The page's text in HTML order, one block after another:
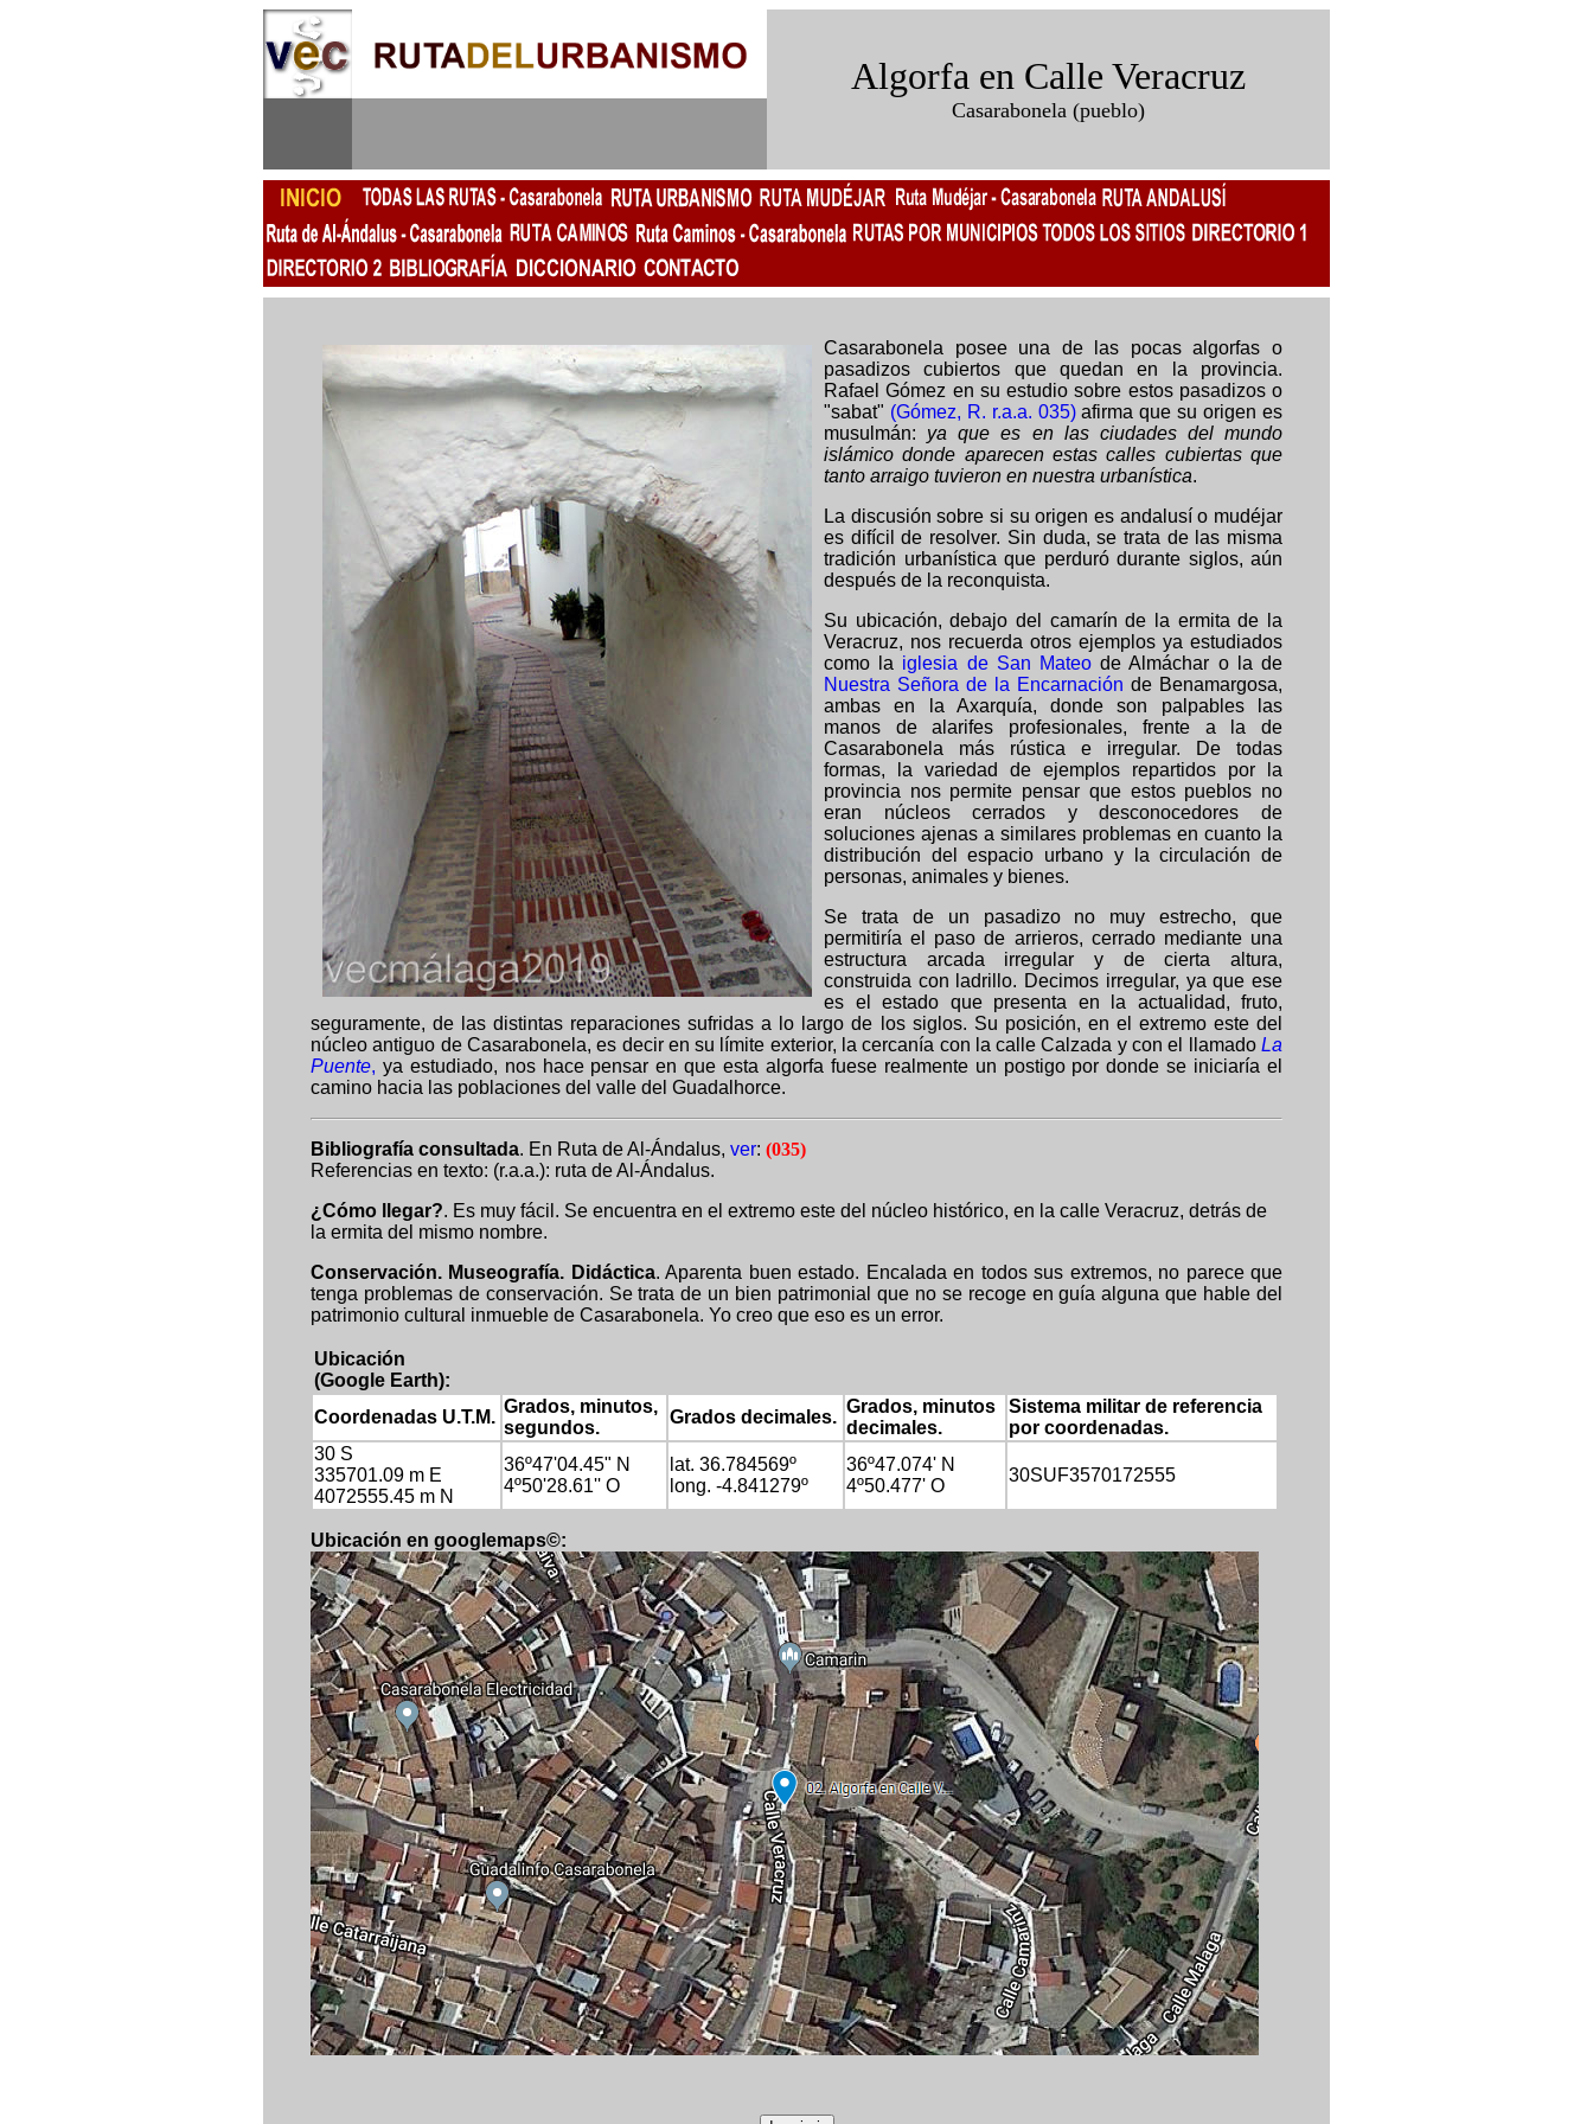
Algorfa en Calle Veracruz
Casarabonela (pueblo)
Casarabonela posee una de las pocas algorfas o
pasadizos cubiertos que quedan en la provincia.
Rafael Gómez en su estudio sobre estos pasadizos o
"sabat" (Gómez, R. r.a.a. 035)afirma que su origen es
musulmán: ya que es en las ciudades del mundo
islámico donde aparecen estas calles cubiertas que
tanto arraigo tuvieron en nuestra urbanística.
La discusión sobre si su origen es andalusí o mudéjar
es difícil de resolver. Sin duda, se trata de las misma
tradición urbanística que perduró durante siglos, aún
después de la reconquista.
Su ubicación, debajo del camarín de la ermita de la
Veracruz, nos recuerda otros ejemplos ya estudiados
como la iglesia de San Mateo de Almáchar o la de
Nuestra Señora de la Encarnación de Benamargosa,
ambas en la Axarquía, donde son palpables las
manos de alarifes profesionales, frente a la de
Casarabonela más rústica e irregular. De todas
formas, la variedad de ejemplos repartidos por la
provincia nos permite pensar que estos pueblos no
eran núcleos cerrados y desconocedores de
soluciones ajenas a similares problemas en cuanto la
distribución del espacio urbano y la circulación de
personas, animales y bienes.
Se trata de un pasadizo no muy estrecho, que
permitiría el paso de arrieros, cerrado mediante una
estructura arcada irregular y de cierta altura,
construida con ladrillo. Decimos irregular, ya que ese
es el estado que presenta en la actualidad, fruto,
seguramente, de las distintas reparaciones sufridas a lo largo de los siglos. Su posición, en el extremo este del
núcleo antiguo de Casarabonela, es decir en su límite exterior, la cercanía con la calle Calzada y con el llamado La
Puente, ya estudiado, nos hace pensar en que esta algorfa fuese realmente un postigo por donde se iniciaría el
camino hacia las poblaciones del valle del Guadalhorce.
Bibliografía consultada. En Ruta de Al-Ándalus, ver: (035)
Referencias en texto: (r.a.a.): ruta de Al-Ándalus.
¿Cómo llegar?. Es muy fácil. Se encuentra en el extremo este del núcleo histórico, en la calle Veracruz, detrás de
la ermita del mismo nombre.
Conservación. Museografía. Didáctica.Aparenta buen estado. Encalada en todos sus extremos, no parece que
tenga problemas de conservación. Se trata de un bien patrimonial que no se recoge en guía alguna que hable del
patrimonio cultural inmueble de Casarabonela. Yo creo que eso es un error.
Ubicación
(Google Earth):
Coordenadas U.T.M.
Grados, minutos,
segundos.
Grados decimales.
Grados, minutos
decimales.
Sistema militar de referencia
por coordenadas.
30 S
335701.09 m E
4072555.45 m N
36º47'04.45" N
4º50'28.61'' O
lat. 36.784569º
long. -4.841279º
36º47.074' N
4º50.477' O
30SUF3570172555
Ubicación en googlemaps©: